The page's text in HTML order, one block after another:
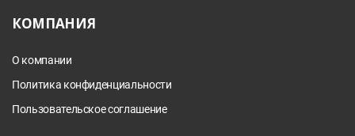
КОМПАНИЯ
О компании
Политика конфиденциальности
Пользовательское соглашение